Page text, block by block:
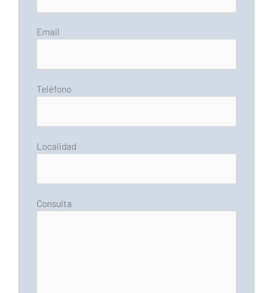
Email
Teléfono
Localidad
Consulta